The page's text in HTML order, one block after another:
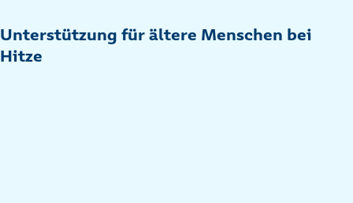
Unterstützung für ältere Menschen bei
Hitze